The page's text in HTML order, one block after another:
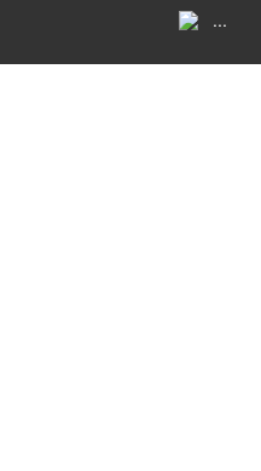
...